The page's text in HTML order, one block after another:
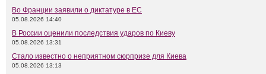
Во Франции заявили о диктатуре в ЕС
05.08.2026 14:40
В России оценили последствия ударов по Киеву
05.08.2026 13:31
Стало известно о неприятном сюрпризе для Киева
05.08.2026 13:13